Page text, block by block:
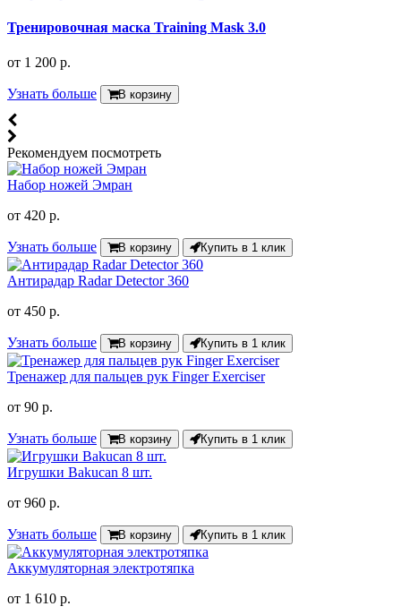
Тренировочная маска Training Mask 3.0
от 1 200 р.
Узнать больше В корзину
Рекомендуем посмотреть
Набор ножей Эмран
от 420 р.
Узнать больше В корзину Купить в 1 клик
Антирадар Radar Detector 360
от 450 р.
Узнать больше В корзину Купить в 1 клик
Тренажер для пальцев рук Finger Exerciser
от 90 р.
Узнать больше В корзину Купить в 1 клик
Игрушки Bakucan 8 шт.
от 960 р.
Узнать больше В корзину Купить в 1 клик
Аккумуляторная электротяпка
от 1 610 р.